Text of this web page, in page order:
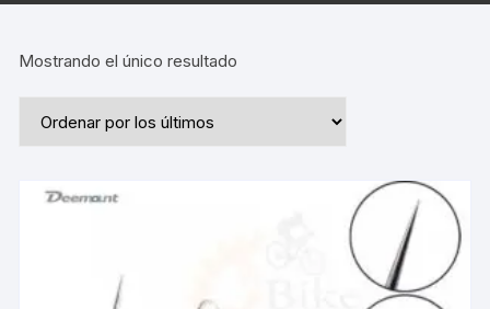
Mostrando el único resultado